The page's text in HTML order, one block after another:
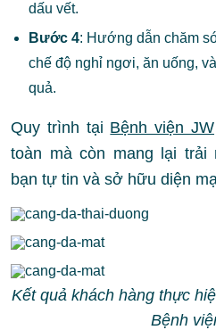
dấu vết.
Bước 4: Hướng dẫn chăm
chế độ nghỉ ngơi, ăn uống,
quả.
Quy trình tại Bệnh viện JW
toàn mà còn mang lại trải
bạn tự tin và sở hữu diện
Kết quả khách hàng thực
Bệnh